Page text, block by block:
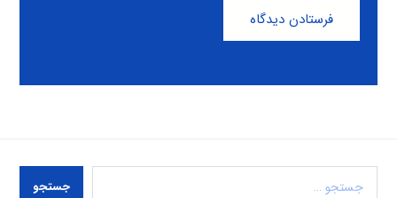
فرستادن دیدگاه
جستجو